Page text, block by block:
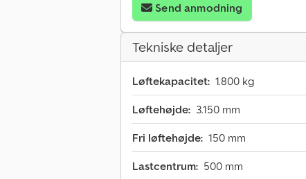
Send anmodning
Tekniske detaljer
Løftekapacitet: 1.800 kg
Løftehøjde: 3.150 mm
Fri løftehøjde: 150 mm
Lastcentrum: 500 mm